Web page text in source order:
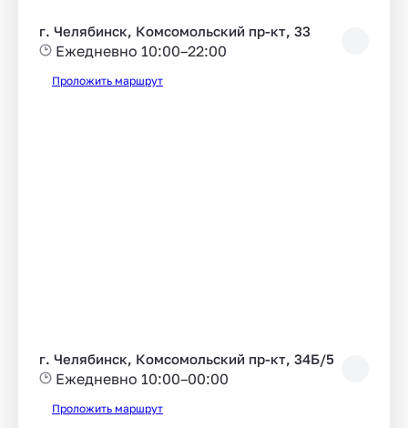
г. Челябинск, Комсомольский пр-кт, 33
Ежедневно 10:00–22:00
Проложить маршрут
г. Челябинск, Комсомольский пр-кт, 34Б/5
Ежедневно 10:00–00:00
Проложить маршрут